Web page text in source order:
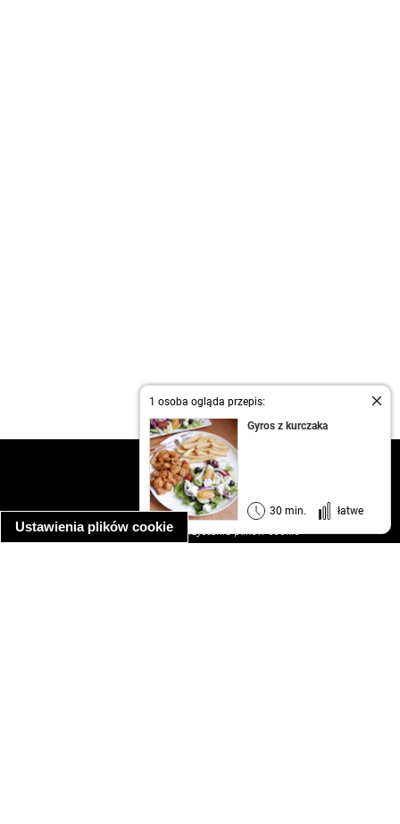
Ustawienia plików cookie
1 osoba ogląda przepis:
Gyros z kurczaka
30 min. łatwe
kontakt
regulamin
informacja o prywatności
informacja o wykorzystaniu plików cookie